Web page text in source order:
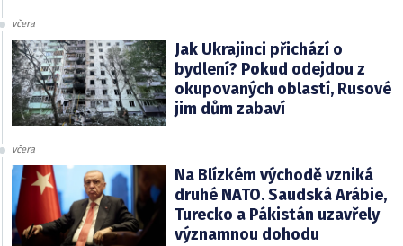
včera
Jak Ukrajinci přichází o
bydlení? Pokud odejdou z
okupovaných oblastí, Rusové
jim dům zabaví
včera
Na Blízkém východě vzniká
druhé NATO. Saudská Arábie,
Turecko a Pákistán uzavřely
významnou dohodu